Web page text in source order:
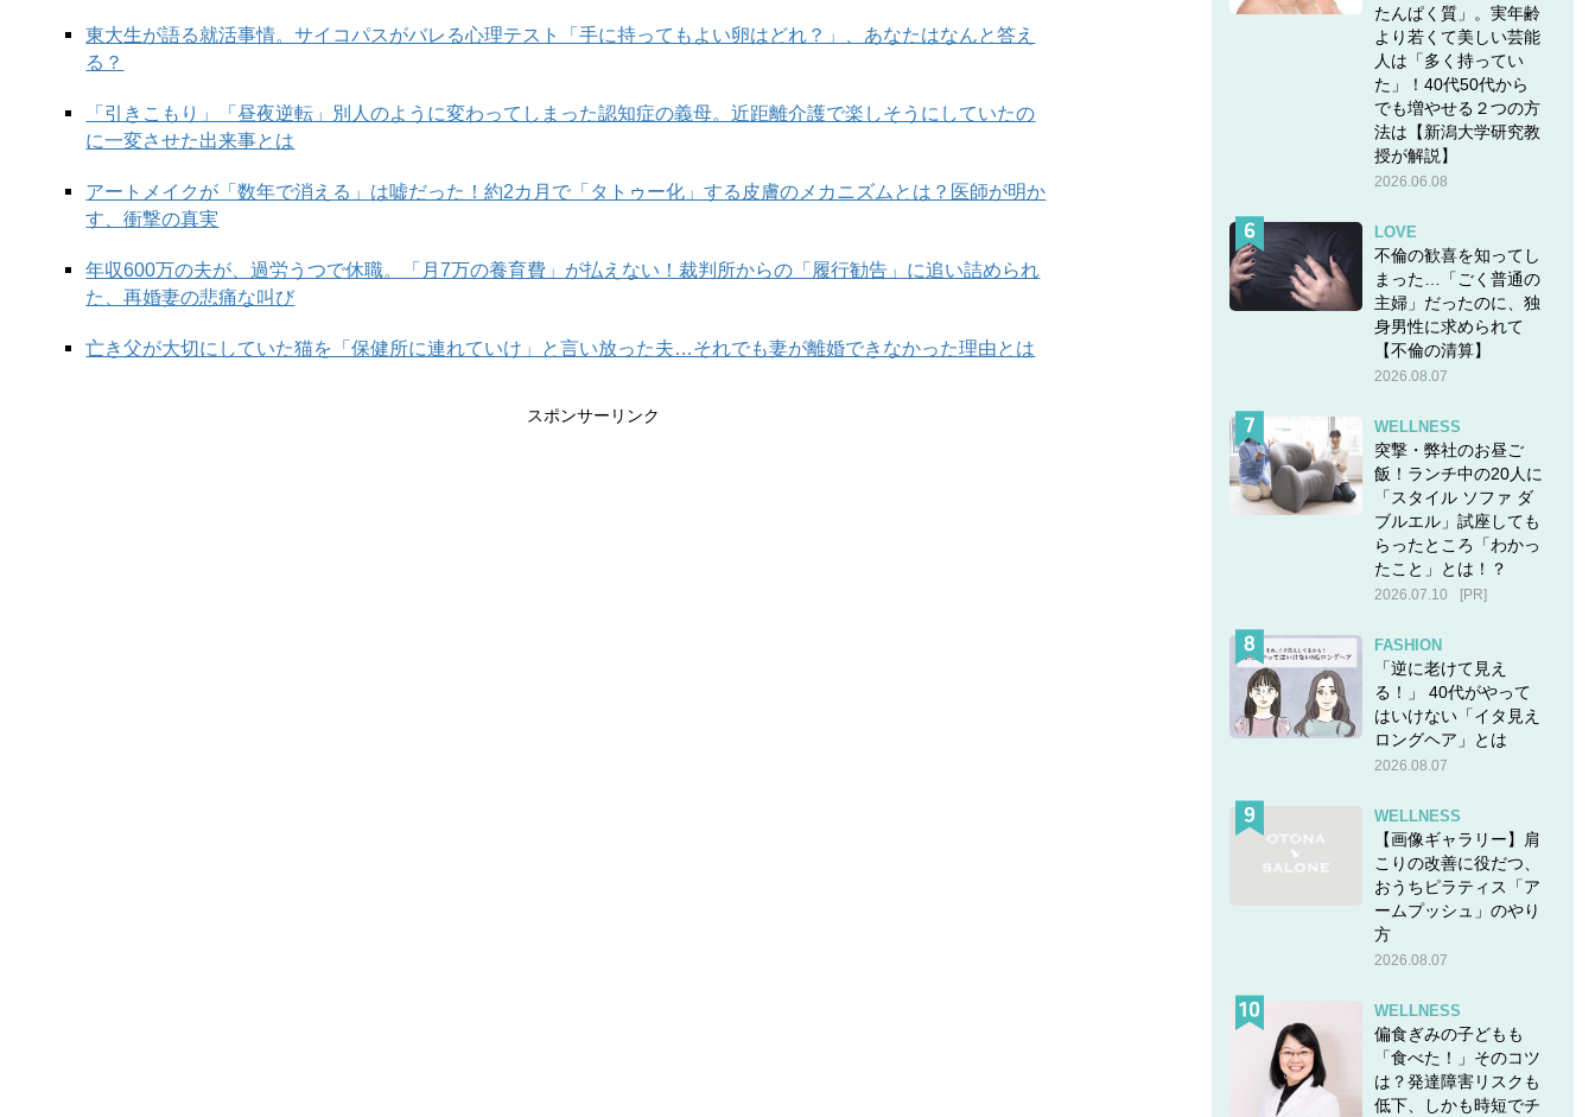
【マンガ40代編集長の婚活記#600】
東大生が語る就活事情。サイコパスがバレる心理テスト「手に持ってもよい卵はどれ？」、あなたはなんと答え
る？
「引きこもり」「昼夜逆転」別人のように変わってしまった認知症の義母。近距離介護で楽しそうにしていたの
に一変させた出来事とは
アートメイクが「数年で消える」は嘘だった！約2カ月で「タトゥー化」する皮膚のメカニズムとは？医師が明か
す、衝撃の真実
年収600万の夫が、過労うつで休職。「月7万の養育費」が払えない！裁判所からの「履行勧告」に追い詰められ
た、再婚妻の悲痛な叫び
亡き父が大切にしていた猫を「保健所に連れていけ」と言い放った夫…それでも妻が離婚できなかった理由とは
スポンサーリンク
たんぱく質」。実年齢
より若くて美しい芸能
人は「多く持ってい
た」！40代50代から
でも増やせる２つの方
法は【新潟大学研究教
授が解説】
2026.06.08
LOVE
不倫の歓喜を知ってし
まった…「ごく普通の
主婦」だったのに、独
身男性に求められて
【不倫の清算】
2026.08.07
WELLNESS
突撃・弊社のお昼ご
飯！ランチ中の20人に
「スタイル ソファ ダ
ブルエル」試座しても
らったところ「わかっ
たこと」とは！？
2026.07.10 [PR]
FASHION
「逆に老けて見え
る！」 40代がやって
はいけない「イタ見え
ロングヘア」とは
2026.08.07
WELLNESS
【画像ギャラリー】肩
こりの改善に役だつ、
おうちピラティス「ア
ームプッシュ」のやり
方
2026.08.07
WELLNESS
偏食ぎみの子どもも
「食べた！」そのコツ
は？発達障害リスクも
低下、しかも時短でチ